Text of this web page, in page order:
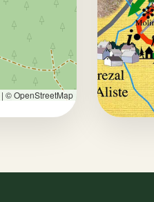
| © OpenStreetMap